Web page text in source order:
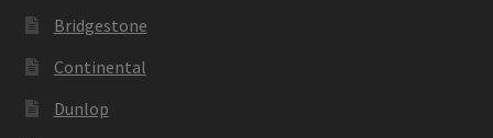
Bridgestone
Continental
Dunlop